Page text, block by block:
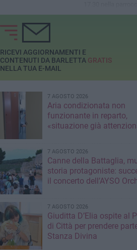
17.30 nella
Crocifisso
RICEVI AGGIORNAMENTI E
CONTENUTI DA BARLETTA GRATIS
NELLA TUA E-MAIL
7 AGOSTO 2026
Aria condizionata non
funzionante in reparto,
«situazione già
7 AGOSTO 2026
Canne della Battaglia,
storia protagoniste:
il concerto dell’AYSO
7 AGOSTO 2026
Giuditta D’Elia ospite al
di Città per prendere
Stanza Divina